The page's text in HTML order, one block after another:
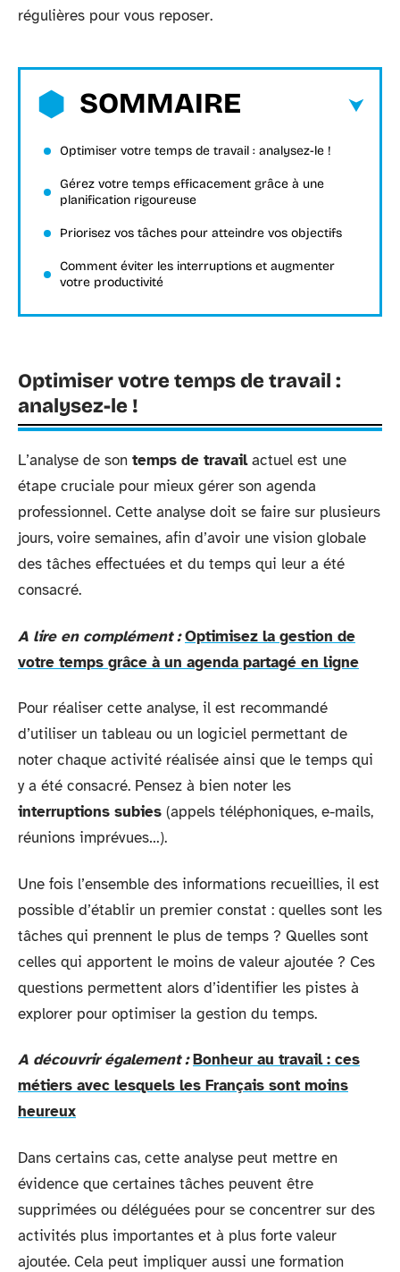
régulières pour vous reposer.
SOMMAIRE
Optimiser votre temps de travail : analysez-le !
Gérez votre temps efficacement grâce à une
planification rigoureuse
Priorisez vos tâches pour atteindre vos objectifs
Comment éviter les interruptions et augmenter
votre productivité
Optimiser votre temps de travail :
analysez-le !
L’analyse de son temps de travailactuel est une
étape cruciale pour mieux gérer son agenda
professionnel. Cette analyse doit se faire sur plusieurs
jours, voire semaines, afin d’avoir une vision globale
des tâches effectuées et du temps qui leur a été
consacré.
A lire en complément : Optimisez la gestion de
votre temps grâce à un agenda partagé en ligne
Pour réaliser cette analyse, il est recommandé
d’utiliser un tableau ou un logiciel permettant de
noter chaque activité réalisée ainsi que le temps qui
y a été consacré. Pensez à bien noter les
interruptions subies (appels téléphoniques, e-mails,
réunions imprévues…).
Une fois l’ensemble des informations recueillies, il est
possible d’établir un premier constat : quelles sont les
tâches qui prennent le plus de temps ? Quelles sont
celles qui apportent le moins de valeur ajoutée ? Ces
questions permettent alors d’identifier les pistes à
explorer pour optimiser la gestion du temps.
A découvrir également : Bonheur au travail : ces
métiers avec lesquels les Français sont moins
heureux
Dans certains cas, cette analyse peut mettre en
évidence que certaines tâches peuvent être
supprimées ou déléguées pour se concentrer sur des
activités plus importantes et à plus forte valeur
ajoutée. Cela peut impliquer aussi une formation